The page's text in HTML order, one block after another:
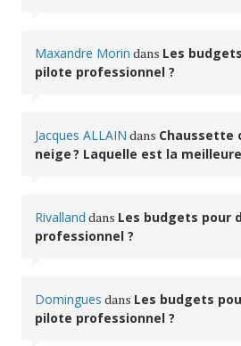
Maxandre Morin dans Les
pilote professionnel ?
Jacques ALLAIN dans Chaussette
neige ? Laquelle est la meilleure
Rivalland dans Les budgets pour
professionnel ?
Domingues dans Les budgets
pilote professionnel ?